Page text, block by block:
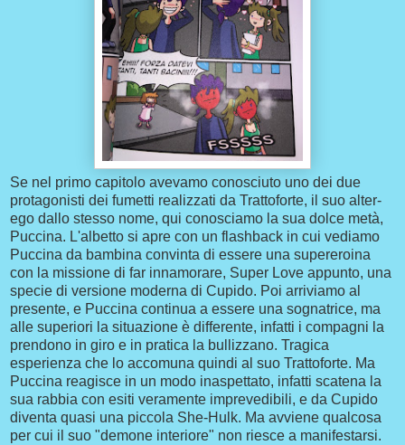
Se nel primo capitolo avevamo conosciuto uno dei due
protagonisti dei fumetti realizzati da Trattoforte, il suo alter-
ego dallo stesso nome, qui conosciamo la sua dolce metà,
Puccina. L'albetto si apre con un flashback in cui vediamo
Puccina da bambina convinta di essere una supereroina
con la missione di far innamorare, Super Love appunto, una
specie di versione moderna di Cupido. Poi arriviamo al
presente, e Puccina continua a essere una sognatrice, ma
alle superiori la situazione è differente, infatti i compagni la
prendono in giro e in pratica la bullizzano. Tragica
esperienza che lo accomuna quindi al suo Trattoforte. Ma
Puccina reagisce in un modo inaspettato, infatti scatena la
sua rabbia con esiti veramente imprevedibili, e da Cupido
diventa quasi una piccola She-Hulk. Ma avviene qualcosa
per cui il suo "demone interiore" non riesce a manifestarsi.